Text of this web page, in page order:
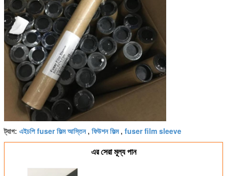
ট্যাগ: এইচপি fuser ফিল্ম আস্তিন, ফিউশন ফিল্ম, fuser film sleeve
এর সেরা মূল্য পান